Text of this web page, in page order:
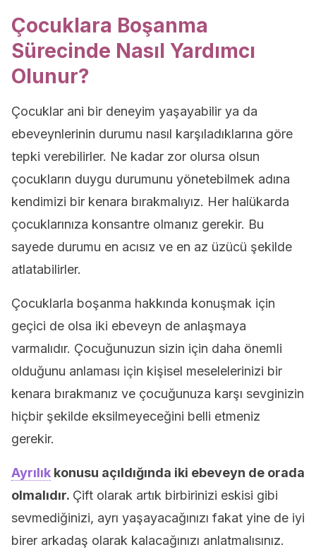
Çocuklara Boşanma
Sürecinde Nasıl Yardımcı
Olunur?
Çocuklar ani bir deneyim yaşayabilir ya da
ebeveynlerinin durumu nasıl karşıladıklarına göre
tepki verebilirler. Ne kadar zor olursa olsun
çocukların duygu durumunu yönetebilmek adına
kendimizi bir kenara bırakmalıyız. Her halükarda
çocuklarınıza konsantre olmanız gerekir. Bu
sayede durumu en acısız ve en az üzücü şekilde
atlatabilirler.
Çocuklarla boşanma hakkında konuşmak için
geçici de olsa iki ebeveyn de anlaşmaya
varmalıdır. Çocuğunuzun sizin için daha önemli
olduğunu anlaması için kişisel meselelerinizi bir
kenara bırakmanız ve çocuğunuza karşı sevginizin
hiçbir şekilde eksilmeyeceğini belli etmeniz
gerekir.
Ayrılık konusu açıldığında iki ebeveyn de orada
olmalıdır. Çift olarak artık birbirinizi eskisi gibi
sevmediğinizi, ayrı yaşayacağınızı fakat yine de iyi
birer arkadaş olarak kalacağınızı anlatmalısınız.